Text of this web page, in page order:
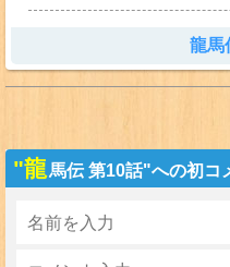
龍馬
"龍馬伝 第10話"への初コ